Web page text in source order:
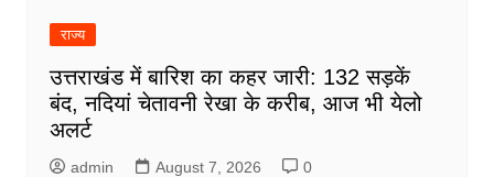
राज्य
उत्तराखंड में बारिश का कहर जारी: 132 सड़कें
बंद, नदियां चेतावनी रेखा के करीब, आज भी येलो
अलर्ट
admin August 7, 2026 0